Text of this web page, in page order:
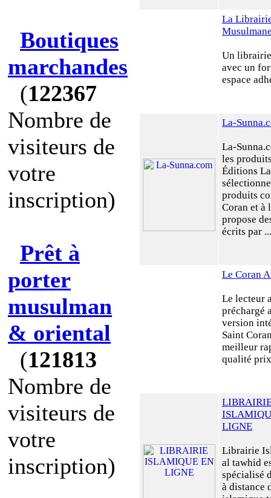
Boutiques
marchandes
(122367
Nombre de
visiteurs de
votre
inscription)
Prêt à
porter
musulman
& oriental
(121813
Nombre de
visiteurs de
votre
inscription)
La
Un
avec un
espace
La-
La-
les
Éditions
produits
Coran et à
propose
écrits par ...
Le Coran
Le lecteur
préchargé
version
Saint
meilleur
qualité
LIGNE
Librairie
al tawhid
spécialisé
à distance